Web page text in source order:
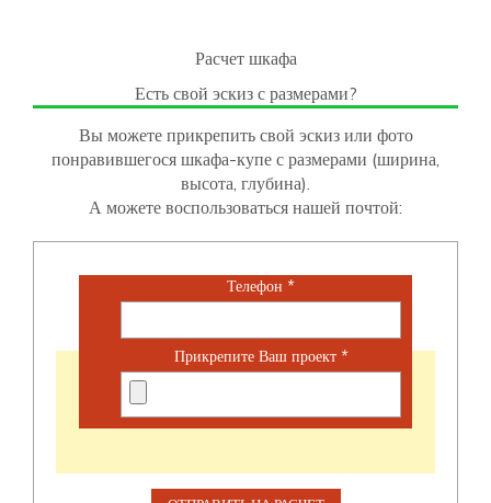
Расчет шкафа
Есть свой эскиз с размерами?
Вы можете прикрепить свой эскиз или фото
понравившегося шкафа-купе с размерами (ширина,
высота, глубина).
А можете воспользоваться нашей почтой:
Телефон *
Прикрепите Ваш проект *